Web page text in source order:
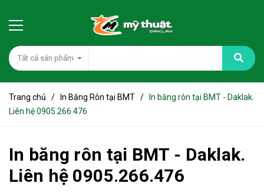
Tất cả sản phẩm
Trang chủ / In Băng Rôn tại BMT /
In băng rôn tại BMT - Daklak.
Liên hệ 0905.266.476
In băng rôn tại BMT - Daklak.
Liên hệ 0905.266.476